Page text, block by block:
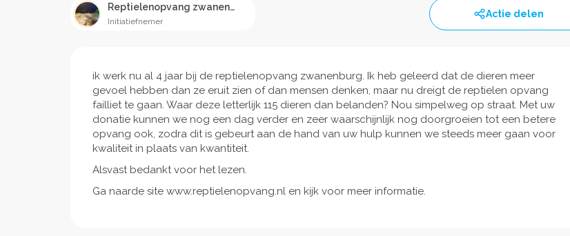
Reptielenopvang zwanenburg
Initiatiefnemer
Actie delen
ik werk nu al 4 jaar bij de reptielenopvang zwanenburg. Ik heb geleerd dat de dieren meer
gevoel hebben dan ze eruit zien of dan mensen denken, maar nu dreigt de reptielen opvang
failliet te gaan. Waar deze letterlijk 115 dieren dan belanden? Nou simpelweg op straat. Met uw
donatie kunnen we nog een dag verder en zeer waarschijnlijk nog doorgroeien tot een betere
opvang ook, zodra dit is gebeurt aan de hand van uw hulp kunnen we steeds meer gaan voor
kwaliteit in plaats van kwantiteit.
Alsvast bedankt voor het lezen.
Ga naarde site www.reptielenopvang.nl en kijk voor meer informatie.